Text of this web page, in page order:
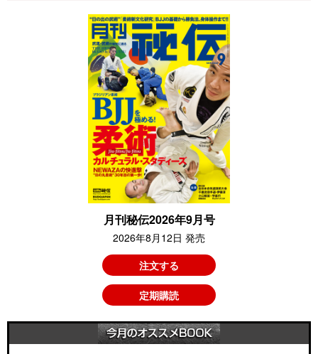
月刊秘伝2026年9月号
2026年8月12日 発売
注文する
定期購読